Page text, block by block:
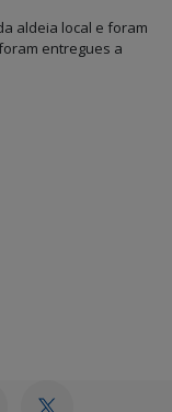
aldeia local e foram
entregues a